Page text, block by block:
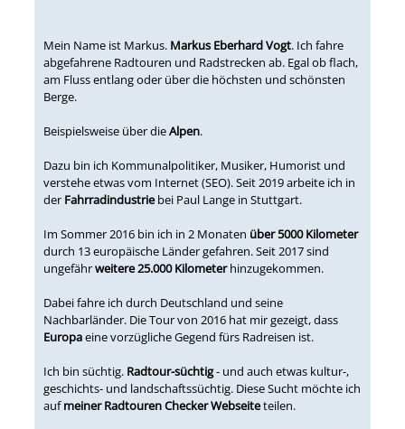
Mein Name ist Markus. Markus Eberhard Vogt. Ich fahre
abgefahrene Radtouren und Radstrecken ab. Egal ob flach,
am Fluss entlang oder über die höchsten und schönsten
Berge.
Beispielsweise über dieAlpen.
Dazu bin ich Kommunalpolitiker, Musiker, Humorist und
verstehe etwas vom Internet (SEO). Seit 2019 arbeite ich in
der Fahrradindustriebei Paul Lange in Stuttgart.
Im Sommer 2016 bin ich in 2 Monaten über 5000 Kilometer
durch 13 europäische Länder gefahren. Seit 2017 sind
ungefährweitere 25.000 Kilometerhinzugekommen.
Dabei fahre ich durch Deutschland und seine
Nachbarländer. Die Tour von 2016 hat mir gezeigt, dass
Europaeine vorzügliche Gegend fürs Radreisen ist.
Ich bin süchtig. Radtour-süchtig- und auch etwas kultur-,
geschichts- und landschaftssüchtig. Diese Sucht möchte ich
aufmeiner Radtouren Checker Webseiteteilen.